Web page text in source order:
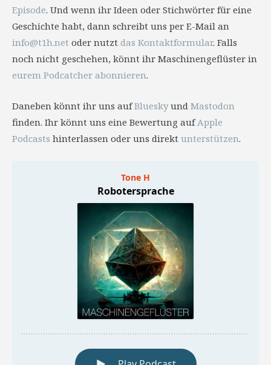
Episode. Und wenn ihr Ideen oder Stichwörter für eine
Geschichte habt, dann schreibt uns per E-Mail an
info@t1h.net oder nutzt das Kontaktformular. Falls
noch nicht geschehen, könnt ihr Maschinengeflüster in
eurem Podcatcher abonnieren.
Daneben könnt ihr uns aufBlueskyund Mastodon
finden. Ihr könnt uns eine Bewertung aufApple
Podcasts hinterlassen oder uns direkt unterstützen.